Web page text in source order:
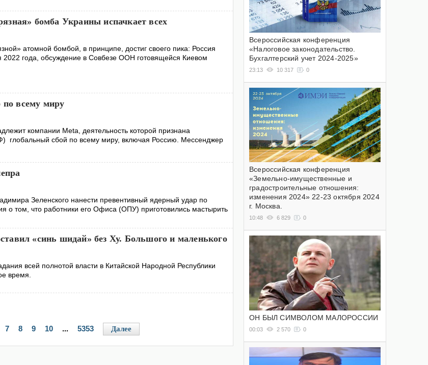
бомба Украины испачкает всех
атомной бомбой, в принципе, достиг своего пика: Россия
2022 года, обсуждение в Совбезе ООН готовящейся Киевом
по всему миру
компании Meta, деятельность которой признана
глобальный сбой по всему миру, включая Россию. Мессенджер
Зеленского нанести превентивный ядерный удар по
о том, что работники его Офиса (ОПУ) приготовились мастырить
«синь шидай» без Ху. Большого и маленького
всей полнотой власти в Китайской Народной Республики
время.
7 8 9 10 ... 5353 Далее
Всероссийская конференция
«Налоговое законодательство.
Бухгалтерский учет 2024-2025»
23:13 10 317 0
Всероссийская конференция
«Земельно-имущественные и
градостроительные отношения:
изменения 2024» 22-23 октября 2024
г. Москва.
10:48 6 829 0
ОН БЫЛ СИМВОЛОМ МАЛОРОССИИ
00:03 2 570 0